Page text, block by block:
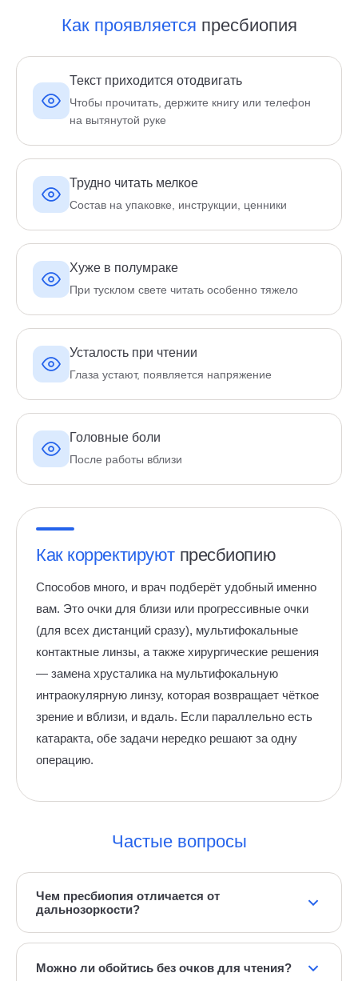
Как проявляется пресбиопия
Текст приходится отодвигать
Чтобы прочитать, держите книгу или телефон
на вытянутой руке
Трудно читать мелкое
Состав на упаковке, инструкции, ценники
Хуже в полумраке
При тусклом свете читать особенно тяжело
Усталость при чтении
Глаза устают, появляется напряжение
Головные боли
После работы вблизи
Как корректируютпресбиопию
Способов много, и врач подберёт удобный именно
вам. Это очки для близи или прогрессивные очки
(для всех дистанций сразу), мультифокальные
контактные линзы, а также хирургические решения
— замена хрусталика на мультифокальную
интраокулярную линзу, которая возвращает чёткое
зрение и вблизи, и вдаль. Если параллельно есть
катаракта, обе задачи нередко решают за одну
операцию.
Частые вопросы
Чем пресбиопия отличается от
дальнозоркости?
Дальнозоркость связана с формой глаза и бывает в
любом возрасте. Пресбиопия — возрастное
Можно ли обойтись без очков для чтения?